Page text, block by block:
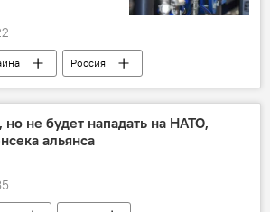
Россия
не будет нападать на НАТО,
альянса